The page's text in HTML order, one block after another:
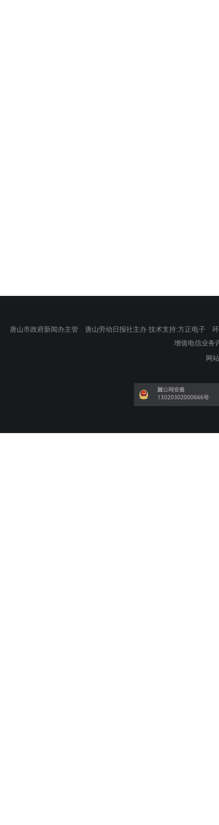
唐山市政府新闻办主管 唐山劳动日报社主办 技术支持:方正电子
增值电信业务
网